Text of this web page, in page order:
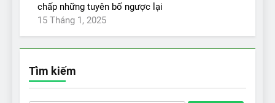
chấp những tuyên bố ngược lại
15 Tháng 1, 2025
Tìm kiếm